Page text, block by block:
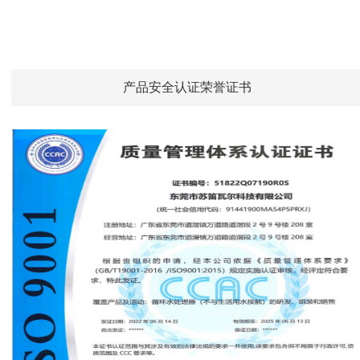
产品安全认证荣誉证书